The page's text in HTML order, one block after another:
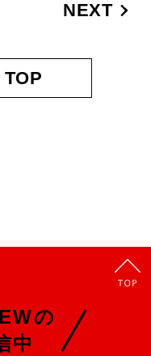
NEXT
の
中